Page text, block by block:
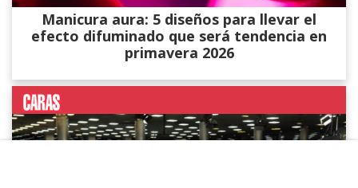
Manicura aura: 5 diseños para llevar el
efecto difuminado que será tendencia en
primavera 2026